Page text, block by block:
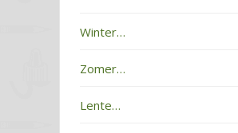
Winter…
Zomer…
Lente…